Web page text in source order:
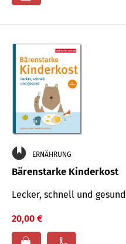
ERNÄHRUNG
Bärenstarke Kinderkost
Lecker, schnell und gesund
20,00 €